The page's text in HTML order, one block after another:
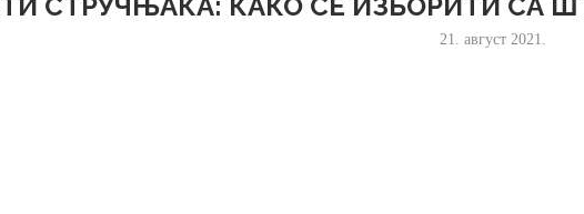
21. август 2021.